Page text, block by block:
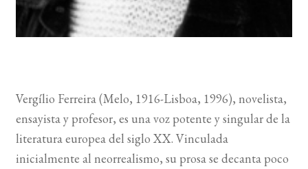
Vergílio Ferreira (Melo, 1916-Lisboa, 1996), novelista,
ensayista y profesor, es una voz potente y singular de la
literatura europea del siglo XX. Vinculada
inicialmente al neorrealismo, su prosa se decanta poco